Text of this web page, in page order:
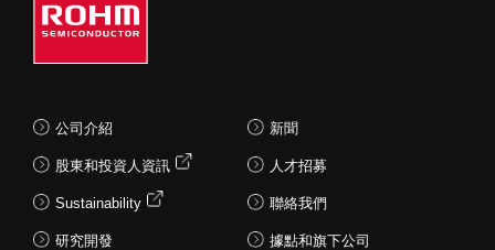
公司介紹
股東和投資人資訊
Sustainability
研究開發
新聞
人才招募
聯絡我們
據點和旗下公司